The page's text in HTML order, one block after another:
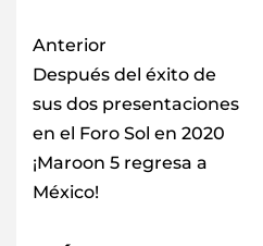
Anterior
Después del éxito de
sus dos presentaciones
en el Foro Sol en 2020
¡Maroon 5 regresa a
México!